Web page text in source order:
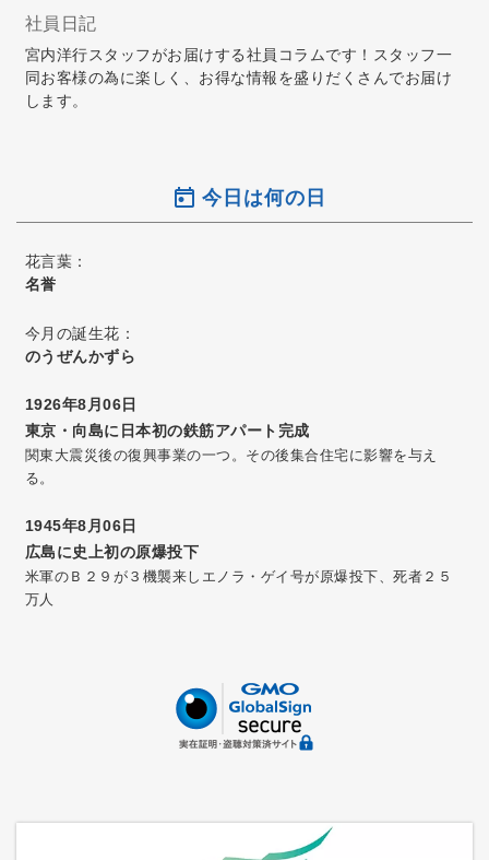
社員日記
宮内洋行スタッフがお届けする社員コラムです！スタッフ一
同お客様の為に楽しく、お得な情報を盛りだくさんでお届け
します。
今日は何の日
花言葉：
名誉
今月の誕生花：
のうぜんかずら
1926年8月06日
東京・向島に日本初の鉄筋アパート完成
関東大震災後の復興事業の一つ。その後集合住宅に影響を与え
る。
1945年8月06日
広島に史上初の原爆投下
米軍のＢ２９が３機襲来しエノラ・ゲイ号が原爆投下、死者２５
万人